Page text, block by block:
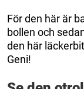
För den här är
bollen och
den här
Geni!